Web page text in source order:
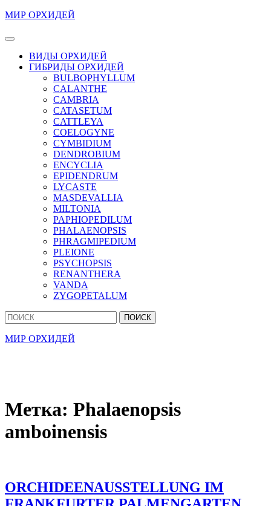
Перейти
содержимому
содержимому
МИР ОРХИДЕЙ
Кнопка
ОткрытьВИДЫ ОРХИДЕЙ
ГИБРИДЫ ОРХИДЕЙ
BULBOPHYLLUM
CALANTHE
CAMBRIA
CATASETUM
CATTLEYA
COELOGYNE
CYMBIDIUM
DENDROBIUM
ENCYCLIA
EPIDENDRUM
LYCASTE
MASDEVALLIA
MILTONIA
PAPHIOPEDILUM
PHALAENOPSIS
PHRAGMIPEDIUM
PLEIONE
PSYCHOPSIS
RENANTHERA
VANDA
ZYGOPETALUM
Кнопка
Закрыть
Найти:
МИР ОРХИДЕЙ
Метка: Phalaenopsis
amboinensis
ORCHIDEENAUSSTELLUNG IM